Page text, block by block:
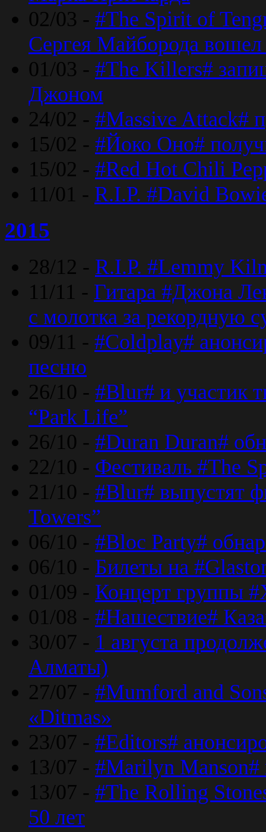
02/03 - #The Spirit of
Сергея Майборода
01/03 - #The Killers#
Джоном
24/02 - #Massive Attack#
15/02 - #Йоко Оно#
15/02 - #Red Hot Chili
11/01 - R.I.P. #David
2015
28/12 - R.I.P. #Lemmy
11/11 - Гитара #Джона
с молотка за рекордную
09/11 - #Coldplay#
песню
26/10 - #Blur# и участик
“Park Life”
26/10 - #Duran Duran#
22/10 - Фестиваль #The
21/10 - #Blur# выпустят
Towers”
06/10 - #Bloc Party#
06/10 - Билеты на
01/09 - Концерт группы
01/08 - #Нашествие#
30/07 - 1 августа
Алматы)
27/07 - #Mumford and
«Ditmas»
23/07 - #Editors#
13/07 - #Marilyn Manson#
13/07 - #The Rolling
50 лет